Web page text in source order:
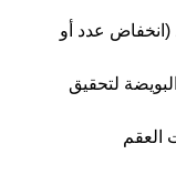
(انخفاض عدد أو
لتحقيق
العقم